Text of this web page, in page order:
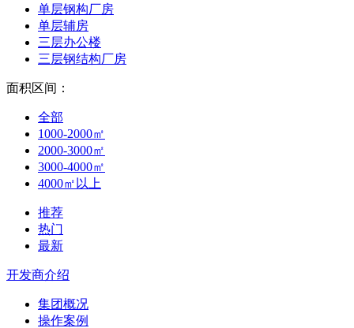
单层钢构厂房
单层辅房
三层办公楼
三层钢结构厂房
面积区间：
全部
1000-2000㎡
2000-3000㎡
3000-4000㎡
4000㎡以上
推荐
热门
最新
开发商介绍
集团概况
操作案例